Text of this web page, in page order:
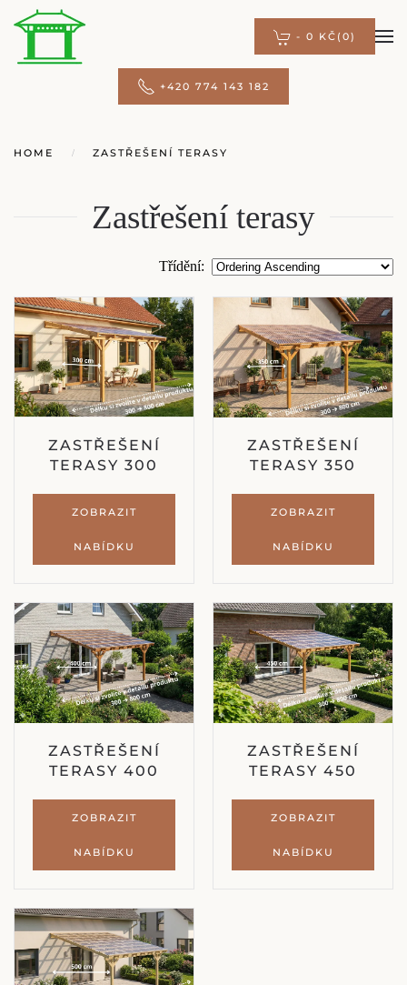
- 0 KČ (0)
+420 774 143 182
HOME ZASTŘEŠENÍ TERASY
Zastřešení terasy
Třídění:
ZASTŘEŠENÍ
TERASY 300
ZOBRAZIT
NABÍDKU
ZASTŘEŠENÍ
TERASY 350
ZOBRAZIT
NABÍDKU
ZASTŘEŠENÍ
TERASY 400
ZOBRAZIT
NABÍDKU
ZASTŘEŠENÍ
TERASY 450
ZOBRAZIT
NABÍDKU